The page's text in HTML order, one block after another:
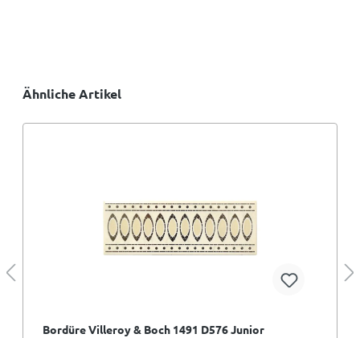
Ähnliche Artikel
Bordüre Villeroy & Boch 1491 D576 Junior